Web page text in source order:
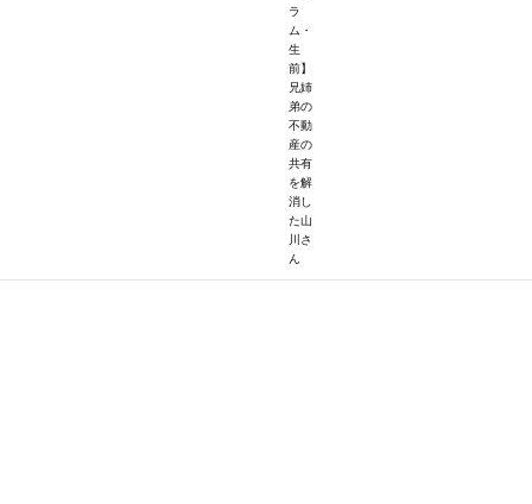
ラ
ム・
生
前】
兄姉
弟の
不動
産の
共有
を解
消し
た山
川さ
ん